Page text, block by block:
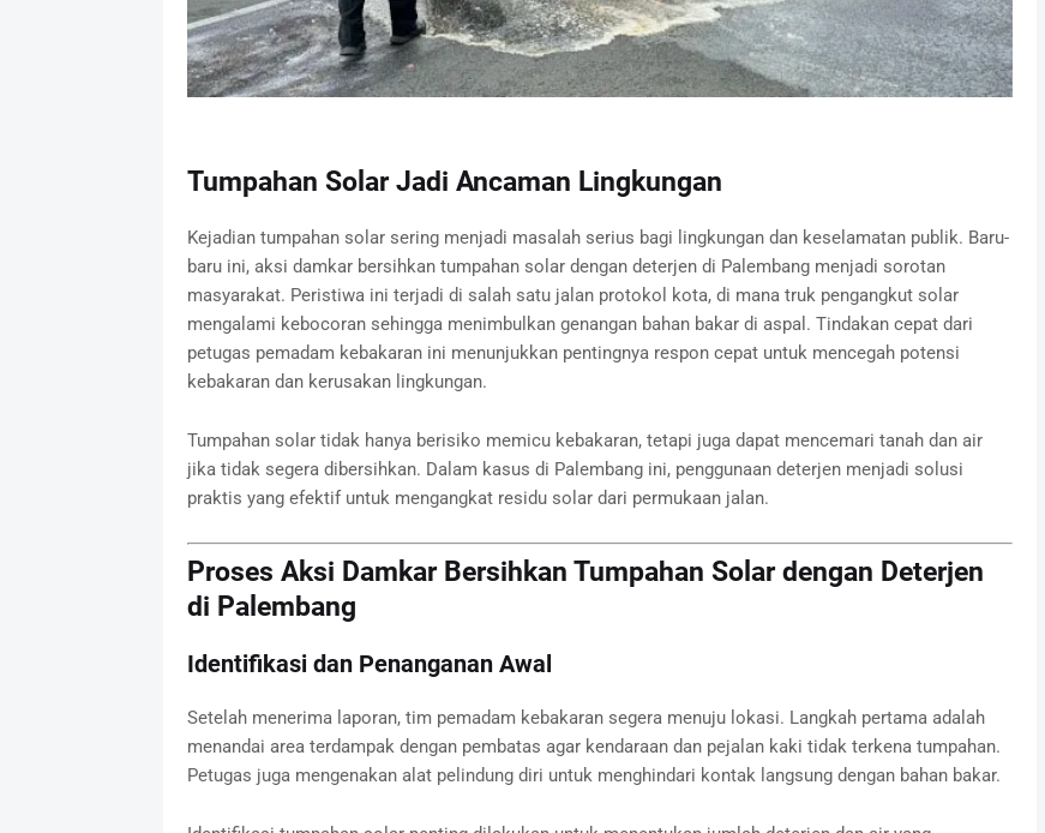
Tumpahan Solar Jadi Ancaman Lingkungan
Kejadian tumpahan solar sering menjadi masalah serius bagi lingkungan dan keselamatan publik. Baru-
baru ini, aksi damkar bersihkan tumpahan solar dengan deterjen di Palembang menjadi sorotan
masyarakat. Peristiwa ini terjadi di salah satu jalan protokol kota, di mana truk pengangkut solar
mengalami kebocoran sehingga menimbulkan genangan bahan bakar di aspal. Tindakan cepat dari
petugas pemadam kebakaran ini menunjukkan pentingnya respon cepat untuk mencegah potensi
kebakaran dan kerusakan lingkungan.
Tumpahan solar tidak hanya berisiko memicu kebakaran, tetapi juga dapat mencemari tanah dan air
jika tidak segera dibersihkan. Dalam kasus di Palembang ini, penggunaan deterjen menjadi solusi
praktis yang efektif untuk mengangkat residu solar dari permukaan jalan.
Proses Aksi Damkar Bersihkan Tumpahan Solar dengan Deterjen
di Palembang
Identifikasi dan Penanganan Awal
Setelah menerima laporan, tim pemadam kebakaran segera menuju lokasi. Langkah pertama adalah
menandai area terdampak dengan pembatas agar kendaraan dan pejalan kaki tidak terkena tumpahan.
Petugas juga mengenakan alat pelindung diri untuk menghindari kontak langsung dengan bahan bakar.